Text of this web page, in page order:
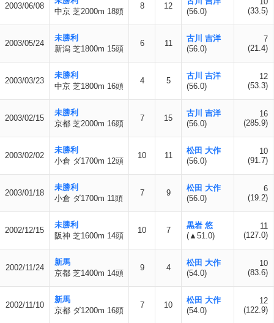
2003/06/08
中京 芝2000m 18頭
8 12
(56.0)
(33.5)
2003/05/24
未勝利
新潟 芝1800m 15頭
6 11
古川 吉洋
(56.0)
7
(21.4)
2003/03/23
未勝利
中京 芝1800m 16頭
4 5
古川 吉洋
(56.0)
12
(53.3)
2003/02/15
未勝利
京都 芝2000m 16頭
7 15
古川 吉洋
(56.0)
16
(285.9)
2003/02/02
未勝利
小倉 ダ1700m 12頭
10 11
松田 大作
(56.0)
10
(91.7)
2003/01/18
未勝利
小倉 ダ1700m 11頭
7 9
松田 大作
(56.0)
6
(19.2)
2002/12/15
未勝利
阪神 芝1600m 14頭
10 7
黒岩 悠
(▲51.0)
11
(127.0)
2002/11/24
新馬
京都 芝1400m 14頭
9 4
松田 大作
(54.0)
10
(83.6)
2002/11/10
新馬
京都 ダ1200m 16頭
7 10
松田 大作
(54.0)
12
(122.9)